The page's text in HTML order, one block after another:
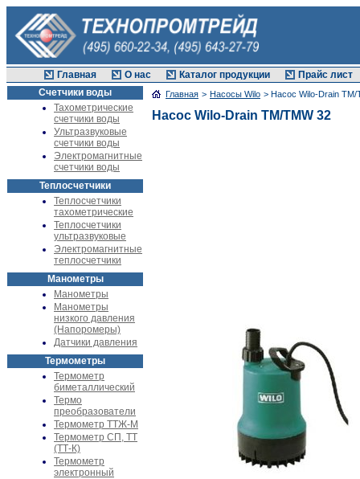
Главная О нас Каталог продукции
Прайс лист
Счетчики воды
Тахометрические
счетчики воды
Ультразвуковые
счетчики воды
Электромагнитные
счетчики воды
Теплосчетчики
Теплосчетчики
тахометрические
Теплосчетчики
ультразвуковые
Электромагнитные
теплосчетчики
Манометры
Манометры
Манометры
низкого давления
(Напоромеры)
Датчики давления
Термометры
Термометр
биметаллический
Термо
преобразователи
Термометр ТТЖ-М
Термометр СП, ТТ
(ТТ-К)
Термометр
электронный
Главная > Насосы Wilo > Насос Wilo-Drain TM/
Насос Wilo-Drain TM/TMW 32